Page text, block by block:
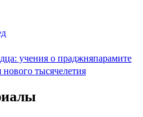
учения о праджняпарамите
тысячелетия